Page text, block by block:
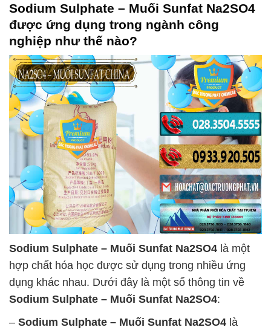
Sodium Sulphate – Muối Sunfat Na2SO4
được ứng dụng trong ngành công
nghiệp như thế nào?
Sodium Sulphate – Muối Sunfat Na2SO4 là một
hợp chất hóa học được sử dụng trong nhiều ứng
dụng khác nhau. Dưới đây là một số thông tin về
Sodium Sulphate – Muối Sunfat Na2SO4:
– Sodium Sulphate – Muối Sunfat Na2SO4 là